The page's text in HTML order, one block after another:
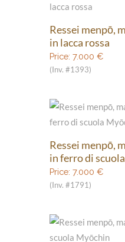
Ressei menpō,
in lacca rossa
Price: 7.000 €
(Inv. #1393)
Ressei menpō,
in ferro di
Price: 7.000 €
(Inv. #1791)